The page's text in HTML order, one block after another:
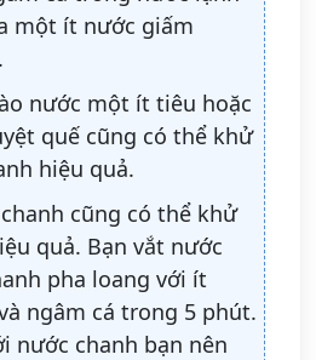
một ít nước giấm
nước một ít tiêu hoặc
quế cũng có thể khử
hiệu quả.
cũng có thể khử
quả. Bạn vắt nước
pha loang với ít
ngâm cá trong 5 phút.
nước chanh bạn nên